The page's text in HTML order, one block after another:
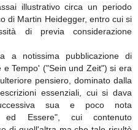
illustrativo circa un periodo
di Martin Heidegger, entro cui si
di previa considerazione
a notissima pubblicazione di
e Tempo' ("Sein und Zeit") si era
pensiero, dominato dalla
essenziali, cui si dava
sua e poco nota
ed Essere", cui contenuto